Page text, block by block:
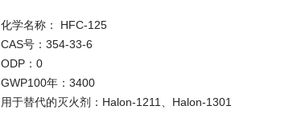
化学名称：
HFC-125
CAS号： 354-33-6
ODP： 0
GWP100年： 3400
用于替代的灭火剂： Halon-1211、Halon-1301